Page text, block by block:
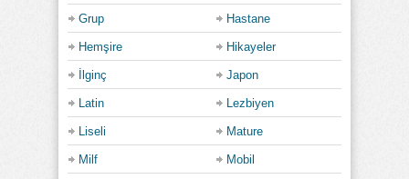
Grup Hastane
Hemşire Hikayeler
İlginç Japon
Latin Lezbiyen
Liseli Mature
Milf Mobil